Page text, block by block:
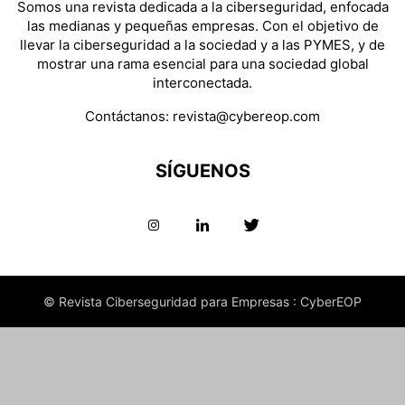
Somos una revista dedicada a la ciberseguridad, enfocada
las medianas y pequeñas empresas. Con el objetivo de
llevar la ciberseguridad a la sociedad y a las PYMES, y de
mostrar una rama esencial para una sociedad global
interconectada.
Contáctanos: revista@cybereop.com
SÍGUENOS
© Revista Ciberseguridad para Empresas : CyberEOP